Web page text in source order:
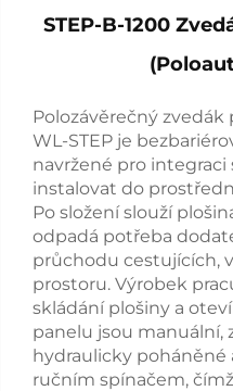
STEP-B-1200
Polozávěrečný
WL-STEP je
navržené pro integraci
instalovat do
Po složení slouží
odpadá potřeba
průchodu cestujících,
prostoru. Výrobek
skládání plošiny a
panelu jsou manuální,
hydraulicky poháněné
ručním spínačem,